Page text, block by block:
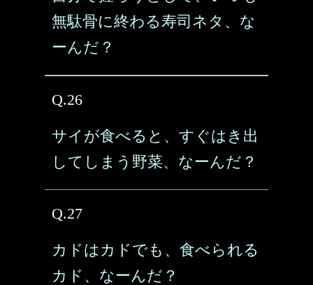
無駄骨に終わる寿司ネタ、な
ーんだ？
Q.26
サイが食べると、すぐはき出
してしまう野菜、なーんだ？
Q.27
カドはカドでも、食べられる
カド、なーんだ？